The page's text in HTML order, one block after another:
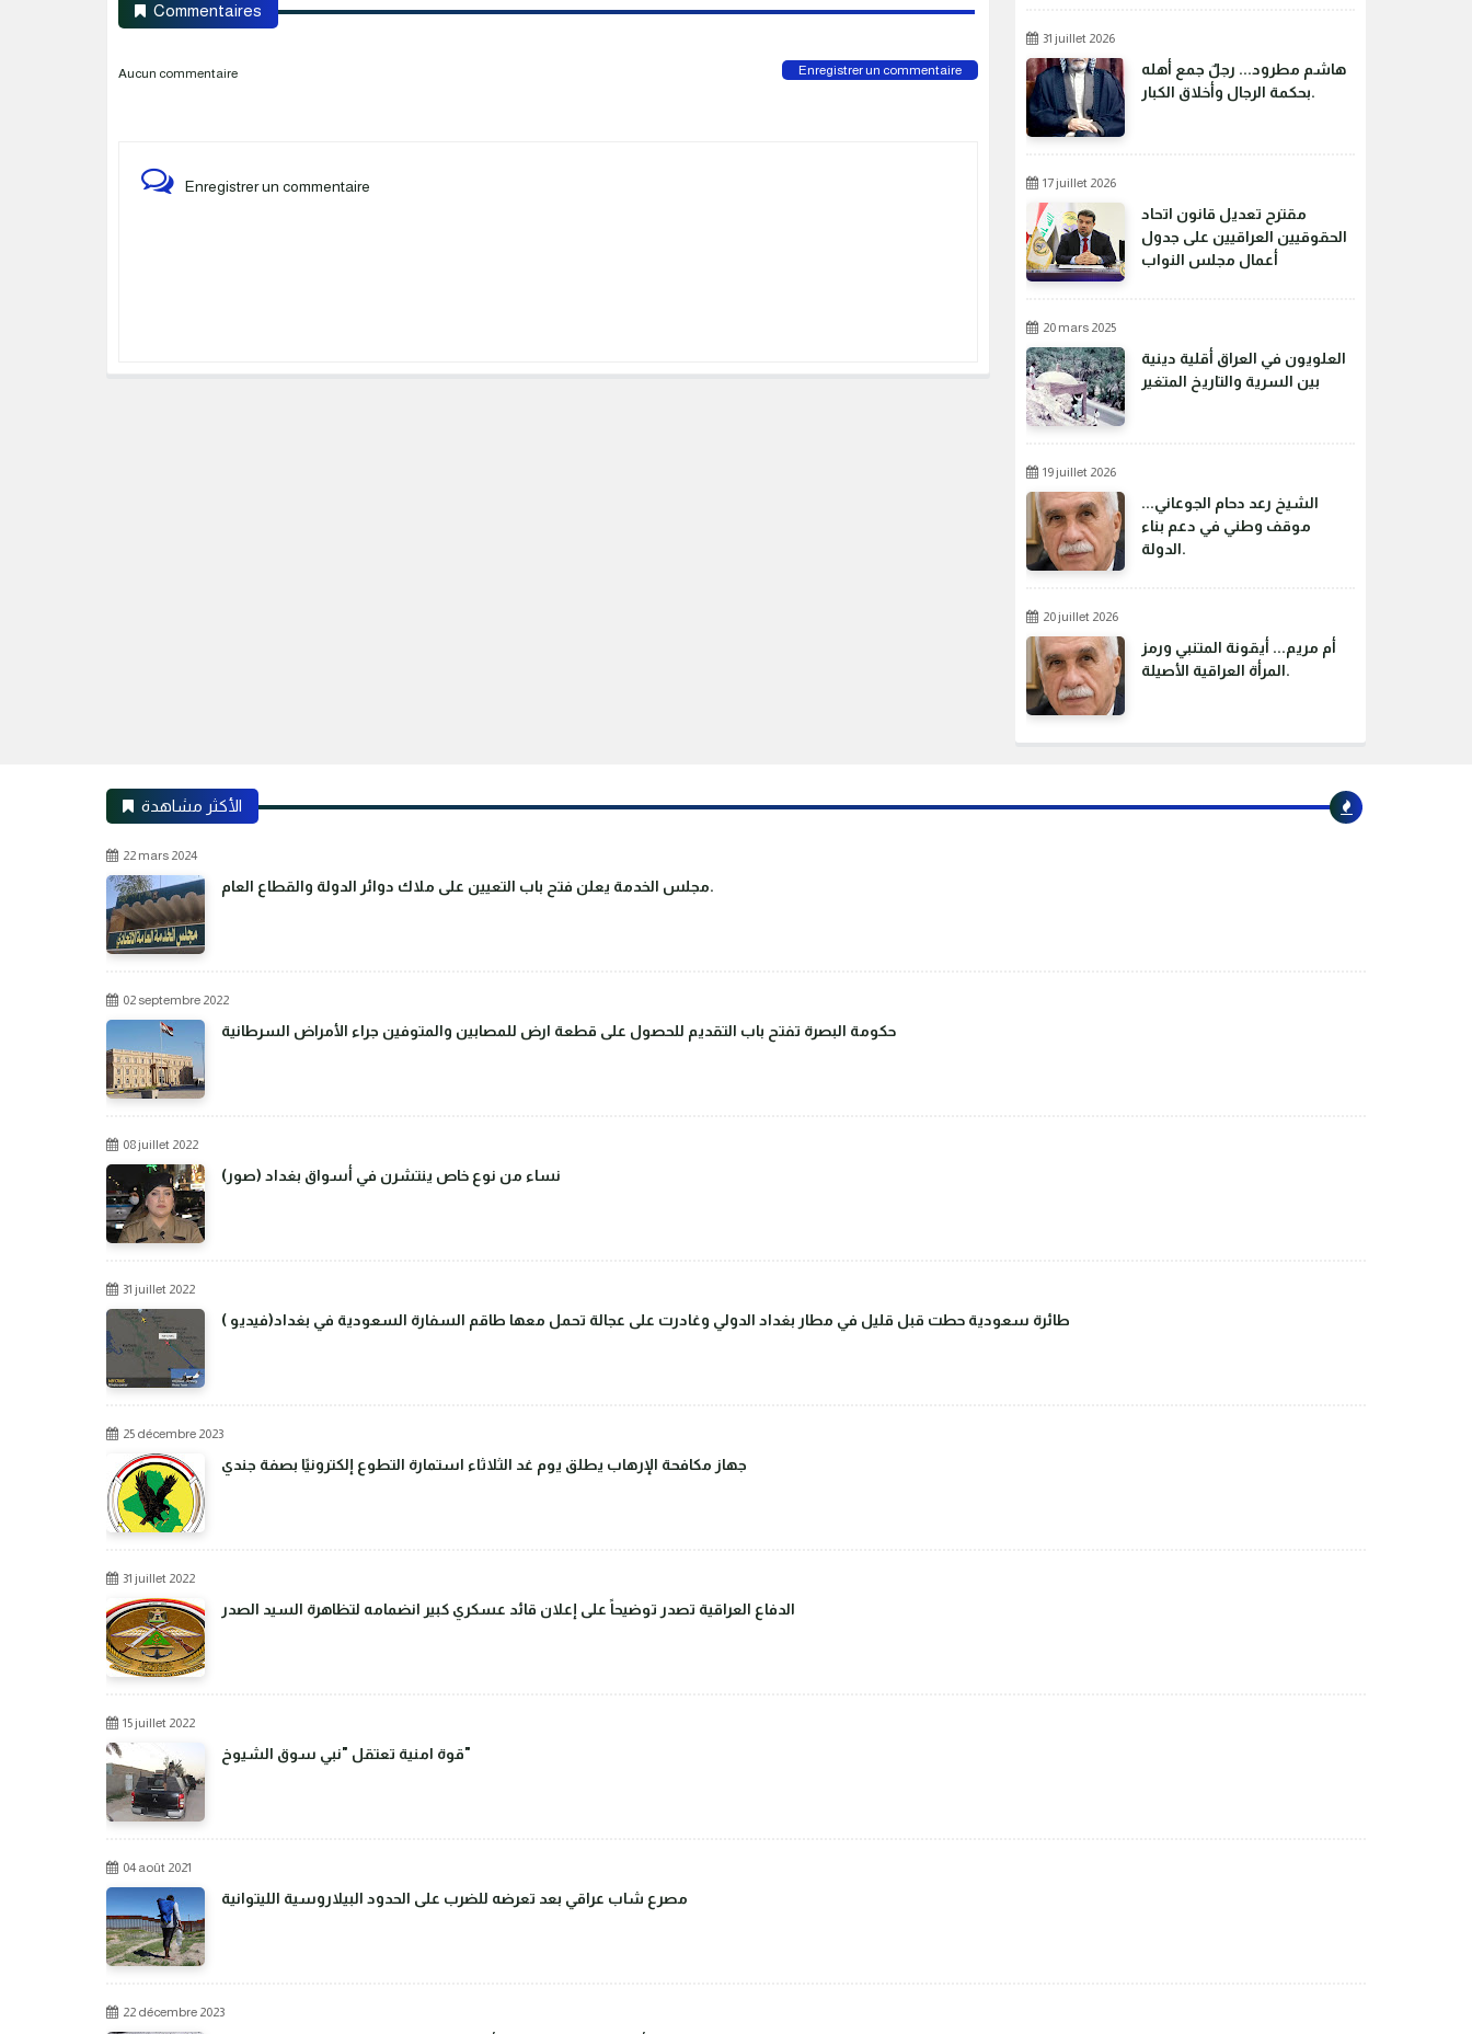
Commentaires
Aucun commentaire Enregistrer un commentaire
Enregistrer un commentaire
31 juillet 2026
هاشم مطرود... رجلٌ جمع أهله
بحكمة الرجال وأخلاق الكبار.
17 juillet 2026
مقترح تعديل قانون اتحاد
الحقوقيين العراقيين على جدول
أعمال مجلس النواب
20 mars 2025
العلويون في العراق أقلية دينية
بين السرية والتاريخ المتغير
19 juillet 2026
الشيخ رعد دحام الجوعاني...
موقف وطني في دعم بناء
الدولة.
20 juillet 2026
أم مريم... أيقونة المتنبي ورمز
المرأة العراقية الأصيلة.
الأكثر مشاهدة
22 mars 2024
مجلس الخدمة يعلن فتح باب التعيين على ملاك دوائر الدولة والقطاع العام.
02 septembre 2022
حكومة البصرة تفتح باب التقديم للحصول على قطعة ارض للمصابين والمتوفين جراء الأمراض السرطانية
08 juillet 2022
(صور) نساء من نوع خاص ينتشرن في أسواق بغداد
31 juillet 2022
طائرة سعودية حطت قبل قليل في مطار بغداد الدولي وغادرت على عجالة تحمل معها طاقم السفارة السعودية في بغداد(فيديو )
25 décembre 2023
جهاز مكافحة الإرهاب يطلق يوم غد الثلاثاء استمارة التطوع إلكترونيًا بصفة جندي
31 juillet 2022
الدفاع العراقية تصدر توضيحاً على إعلان قائد عسكري كبير انضمامه لتظاهرة السيد الصدر
15 juillet 2022
قوة امنية تعتقل "نبي سوق الشيوخ"
04 août 2021
مصرع شاب عراقي بعد تعرضه للضرب على الحدود البيلاروسية الليتوانية
22 décembre 2023